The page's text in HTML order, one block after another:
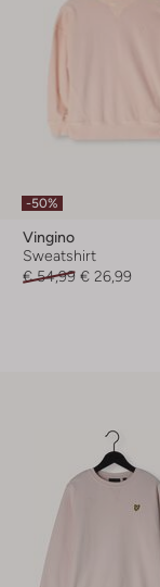
-50%
Vingino
Sweatshirt
€ 54,99 € 26,99